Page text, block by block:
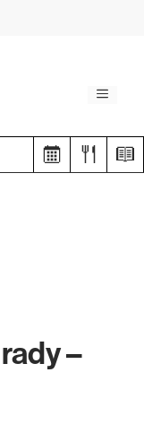
Menu
–